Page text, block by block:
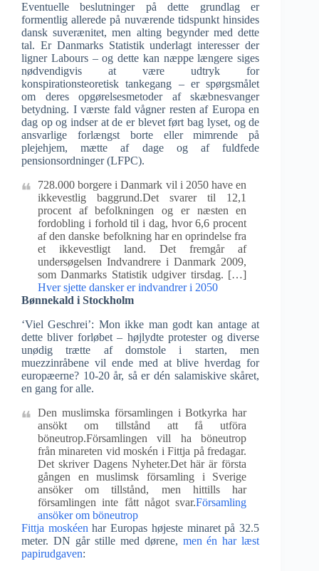
Eventuelle beslutninger på dette grundlag er
formentlig allerede på nuværende tidspunkt hinsides
dansk suverænitet, men alting begynder med dette
tal. Er Danmarks Statistik underlagt interesser der
ligner Labours – og dette kan næppe længere siges
nødvendigvis at være udtryk for
konspirationsteoretisk tankegang – er spørgsmålet
om deres opgørelsesmetoder af skæbnesvanger
betydning. I værste fald vågner resten af Europa en
dag op og indser at de er blevet ført bag lyset, og de
ansvarlige forlængst borte eller mimrende på
plejehjem, mætte af dage og af fuldfede
pensionsordninger (LFPC).
728.000 borgere i Danmark vil i 2050 have en
ikkevestlig baggrund.Det svarer til 12,1
procent af befolkningen og er næsten en
fordobling i forhold til i dag, hvor 6,6 procent
af den danske befolkning har en oprindelse fra
et ikkevestligt land. Det fremgår af
undersøgelsen Indvandrere i Danmark 2009,
som Danmarks Statistik udgiver tirsdag. […]
Hver sjette dansker er indvandrer i 2050
Bønnekald i Stockholm
‘Viel Geschrei’: Mon ikke man godt kan antage at
dette bliver forløbet – højlydte protester og diverse
unødig trætte af domstole i starten, men
muezzinråbene vil ende med at blive hverdag for
europæerne? 10-20 år, så er dén salamiskive skåret,
en gang for alle.
Den muslimska församlingen i Botkyrka har
ansökt om tillstånd att få utföra
böneutrop.Församlingen vill ha böneutrop
från minareten vid moskén i Fittja på fredagar.
Det skriver Dagens Nyheter.Det här är första
gången en muslimsk församling i Sverige
ansöker om tillstånd, men hittills har
församlingen inte fått något svar.Församling
ansöker om böneutrop
Fittja moskéen har Europas højeste minaret på 32.5
meter. DN går stille med dørene, men én har læst
papirudgaven: